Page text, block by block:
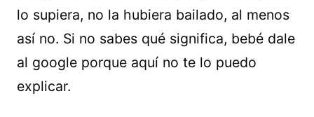
lo supiera, no la hubiera bailado, al menos
así no. Si no sabes qué significa, bebé dale
al google porque aquí no te lo puedo
explicar.